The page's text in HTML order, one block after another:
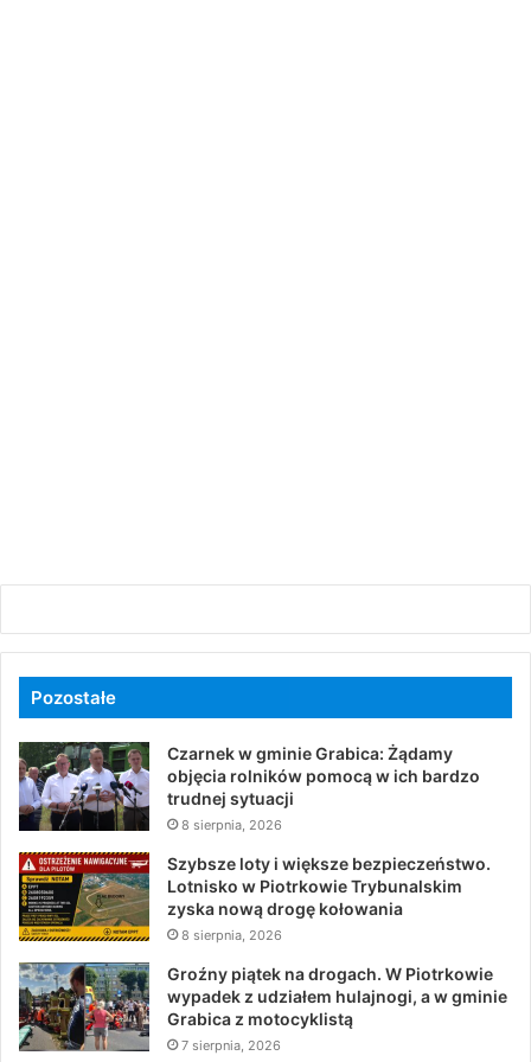
Pozostałe
Czarnek w gminie Grabica: Żądamy
objęcia rolników pomocą w ich bardzo
trudnej sytuacji
8 sierpnia, 2026
Szybsze loty i większe bezpieczeństwo.
Lotnisko w Piotrkowie Trybunalskim
zyska nową drogę kołowania
8 sierpnia, 2026
Groźny piątek na drogach. W Piotrkowie
wypadek z udziałem hulajnogi, a w gminie
Grabica z motocyklistą
7 sierpnia, 2026